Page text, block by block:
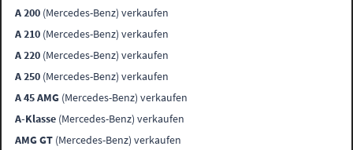
A 200 (Mercedes-Benz) verkaufen
A 210 (Mercedes-Benz) verkaufen
A 220 (Mercedes-Benz) verkaufen
A 250 (Mercedes-Benz) verkaufen
A 45 AMG (Mercedes-Benz) verkaufen
A-Klasse (Mercedes-Benz) verkaufen
AMG GT (Mercedes-Benz) verkaufen